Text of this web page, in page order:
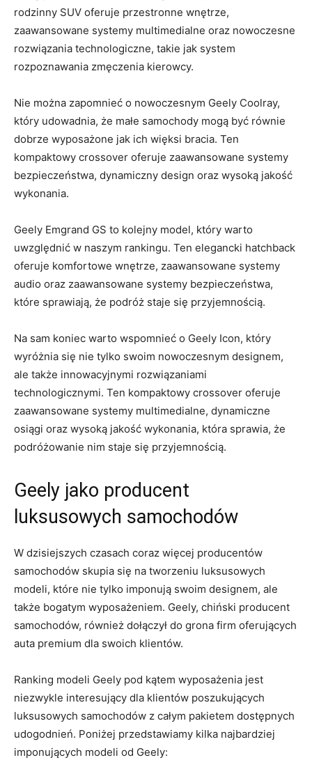
rodzinny SUV oferuje przestronne ‌wnętrze,
zaawansowane systemy multimedialne oraz ⁣nowoczesne
⁢rozwiązania technologiczne, takie jak system
rozpoznawania zmęczenia kierowcy.
Nie można zapomnieć o nowoczesnym Geely Coolray,
który udowadnia, że małe samochody mogą być⁤ równie
dobrze wyposażone jak ich więksi bracia. Ten
kompaktowy crossover oferuje zaawansowane systemy
bezpieczeństwa, dynamiczny design oraz wysoką jakość
wykonania.
Geely Emgrand ⁣GS to kolejny model, który warto
uwzględnić w naszym rankingu. Ten elegancki hatchback
oferuje komfortowe wnętrze, zaawansowane systemy
audio oraz zaawansowane systemy bezpieczeństwa,
które sprawiają, że podróż staje się przyjemnością.
Na⁢ sam koniec warto wspomnieć o Geely Icon, który
wyróżnia się nie tylko swoim nowoczesnym designem,
ale także innowacyjnymi rozwiązaniami
technologicznymi. Ten kompaktowy crossover oferuje
zaawansowane systemy multimedialne,​ dynamiczne
osiągi oraz wysoką ⁤jakość wykonania, która sprawia, że
podróżowanie nim​ staje się przyjemnością.
Geely jako producent
luksusowych ‍samochodów
W dzisiejszych czasach ⁢coraz ​więcej producentów⁣
samochodów skupia się⁢ na tworzeniu luksusowych
modeli, ⁣które ⁤nie tylko imponują swoim designem, ale
także bogatym wyposażeniem. Geely, chiński‌ producent
samochodów, również dołączył do grona ‌firm oferujących
auta premium dla swoich klientów.
Ranking modeli Geely pod kątem wyposażenia jest
niezwykle interesujący⁤ dla klientów poszukujących
luksusowych samochodów z całym pakietem dostępnych⁢
udogodnień. Poniżej przedstawiamy kilka najbardziej
imponujących modeli od Geely: